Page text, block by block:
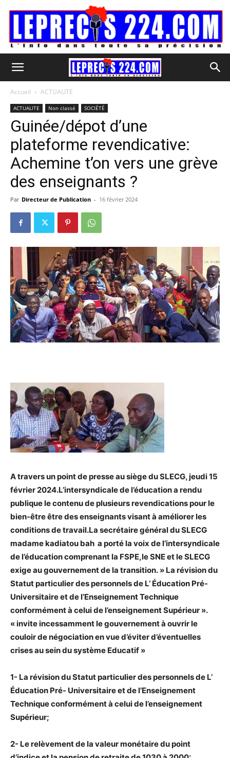
Accueil ACTUALITE
ACTUALITE Non classé SOCIÉTÉ
Guinée/dépot d’une
plateforme revendicative:
Achemine t’on vers une grève
des enseignants ?
Par Directeur de Publication - 16 février 2024
A travers un point de presse au siège du SLECG, jeudi 15
février 2024.L’intersyndicale de l’éducation a rendu
publique le contenu de plusieurs revendications pour le
bien-être être des enseignants visant à améliorer les
conditions de travail.La secrétaire général du SLECG
madame kadiatou bah a porté la voix de l’intersyndicale
de l’éducation comprenant la FSPE,le SNE et le SLECG
exige au gouvernement de la transition. » La révision du
Statut particulier des personnels de L’ Éducation Pré-
Universitaire et de l’Enseignement Technique
conformément à celui de l’enseignement Supérieur ».
« invite incessamment le gouvernement à ouvrir le
couloir de négociation en vue d’éviter d’éventuelles
crises au sein du système Educatif »
1- La révision du Statut particulier des personnels de L’
Éducation Pré- Universitaire et de l’Enseignement
Technique conformément à celui de l’enseignement
Supérieur;
2- Le relèvement de la valeur monétaire du point